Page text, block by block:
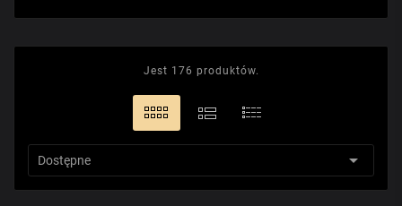
Jest 176 produktów.
Dostępne 